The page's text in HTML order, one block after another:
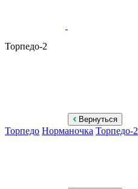
Торпедо-2
Вернуться
Торпедо Норманочка Торпедо-2